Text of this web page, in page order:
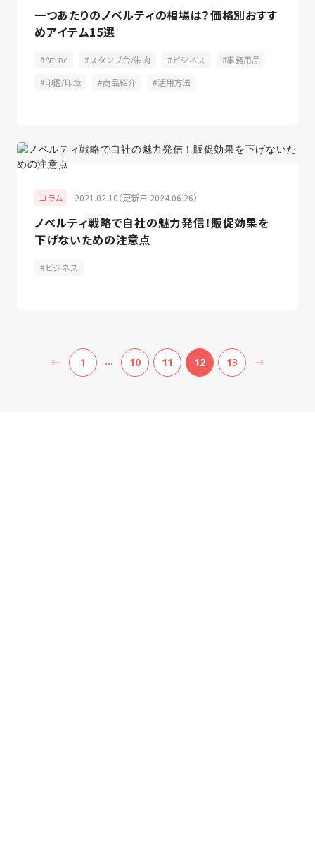
一つあたりのノベルティの相場は？価格別おすす
めアイテム15選
Artline スタンプ台/朱肉 ビジネス
事務用品
印鑑/印章
商品紹介 活用方法
コラム 2021.02.10（更新日 2024.06.26）
ノベルティ戦略で自社の魅力発信！販促効果を
下げないための注意点
ビジネス
1 … 10 11 12 13